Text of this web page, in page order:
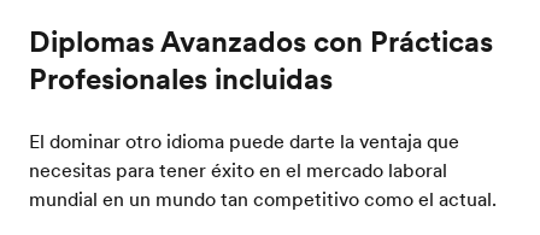
Diplomas Avanzados con Prácticas
Profesionales incluidas
El dominar otro idioma puede darte la ventaja que
necesitas para tener éxito en el mercado laboral
mundial en un mundo tan competitivo como el actual.